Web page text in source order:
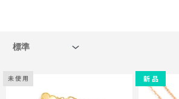
未 使 用 新 品